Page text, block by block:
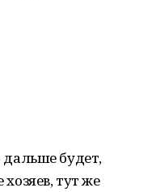
дальше будет,
хозяев, тут же